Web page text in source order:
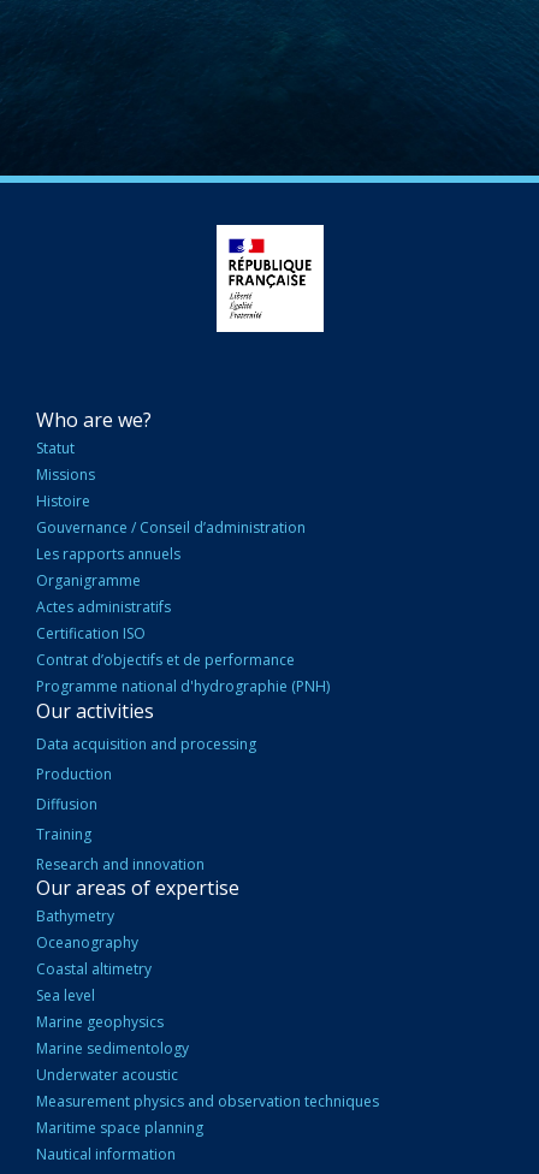
NAVIGATION
PRINCIPALE
Who are we?
Statut
Missions
Histoire
Gouvernance / Conseil d’administration
Les rapports annuels
Organigramme
Actes administratifs
Certification ISO
Contrat d’objectifs et de performance
Programme national d'hydrographie (PNH)
Our activities
Data acquisition and processing
Production
Diffusion
Training
Research and innovation
Our areas of expertise
Bathymetry
Oceanography
Coastal altimetry
Sea level
Marine geophysics
Marine sedimentology
Underwater acoustic
Measurement physics and observation techniques
Maritime space planning
Nautical information